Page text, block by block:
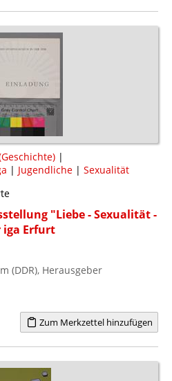
|
| Jugendliche | Sexualität
"Liebe - Sexualität -
iga Erfurt
(DDR), Herausgeber
Zum Merkzettel hinzufügen